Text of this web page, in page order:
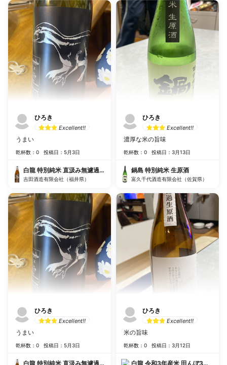
ひろき
Excellent!!
うまい
乾杯数：0 投稿日：5月3日
白龍 特別純米 直汲み無濾過生原酒
吉田酒造有限会社（福井県）
ひろき
Excellent!!
うまい
乾杯数：0 投稿日：5月3日
白龍 特別純米 直汲み無濾過生原酒
ひろき
Excellent!!
濃厚な米の旨味
乾杯数：0 投稿日：3月13日
鍋島 特別純米 生原酒
富久千代酒造有限会社（佐賀県）
ひろき
Excellent!!
米の旨味
乾杯数：0 投稿日：3月12日
白龍 令和3年産米 田んぼ3坪オー